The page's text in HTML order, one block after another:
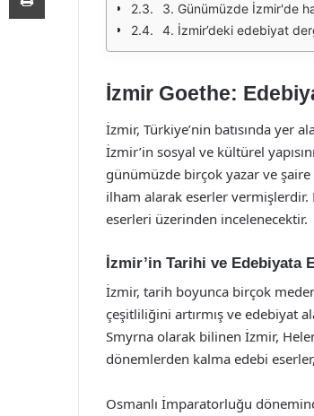
3. Günümüzde İzmir'de
4. İzmir’deki edebiyat
İzmir Goethe:
İzmir, Türkiye’nin batısında yer
İzmir’in sosyal ve kültürel
günümüzde birçok yazar ve
ilham alarak eserler vermişlerdir.
eserleri üzerinden incelenecektir.
İzmir’in Tarihi ve Edebiyata
İzmir, tarih boyunca birçok
çeşitliliğini artırmış ve edebiyat
Smyrna olarak bilinen İzmir,
dönemlerden kalma edebi
Osmanlı İmparatorluğu